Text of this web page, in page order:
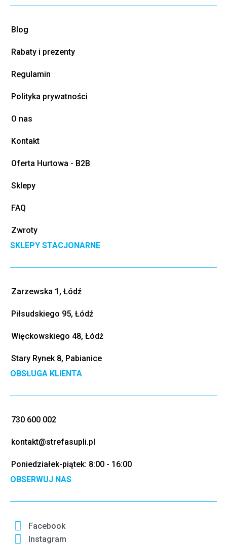
Blog
Rabaty i prezenty
Regulamin
Polityka prywatności
O nas
Kontakt
Oferta Hurtowa - B2B
Sklepy
FAQ
Zwroty
SKLEPY STACJONARNE
Zarzewska 1, Łódź
Piłsudskiego 95, Łódź
Więckowskiego 48, Łódź
Stary Rynek 8, Pabianice
OBSŁUGA KLIENTA
730 600 002
kontakt@strefasupli.pl
Poniedziałek-piątek: 8:00 - 16:00
OBSERWUJ NAS
Facebook
Instagram